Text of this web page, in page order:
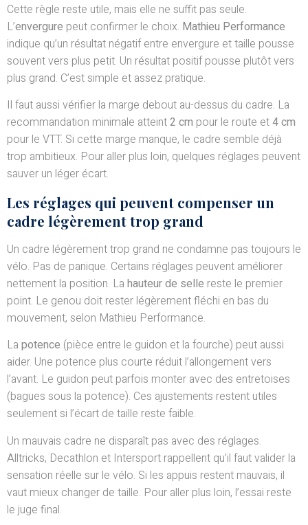
Cette règle reste utile, mais elle ne suffit pas seule.
L’envergure peut confirmer le choix. Mathieu Performance
indique qu’un résultat négatif entre envergure et taille pousse
souvent vers plus petit. Un résultat positif pousse plutôt vers
plus grand. C’est simple et assez pratique.
Il faut aussi vérifier la marge debout au-dessus du cadre. La
recommandation minimale atteint2 cm pour le route et4 cm
pour le VTT. Si cette marge manque, le cadre semble déjà
trop ambitieux. Pour aller plus loin, quelques réglages peuvent
sauver un léger écart.
Les réglages qui peuvent compenser un
cadre légèrement trop grand
Un cadre légèrement trop grand ne condamne pas toujours le
vélo. Pas de panique. Certains réglages peuvent améliorer
nettement la position. La hauteur de selle reste le premier
point. Le genou doit rester légèrement fléchi en bas du
mouvement, selon Mathieu Performance.
La potence (pièce entre le guidon et la fourche) peut aussi
aider. Une potence plus courte réduit l’allongement vers
l’avant. Le guidon peut parfois monter avec des entretoises
(bagues sous la potence). Ces ajustements restent utiles
seulement si l’écart de taille reste faible.
Un mauvais cadre ne disparaît pas avec des réglages.
Alltricks, Decathlon et Intersport rappellent qu’il faut valider la
sensation réelle sur le vélo. Si les appuis restent mauvais, il
vaut mieux changer de taille. Pour aller plus loin, l’essai reste
le juge final.